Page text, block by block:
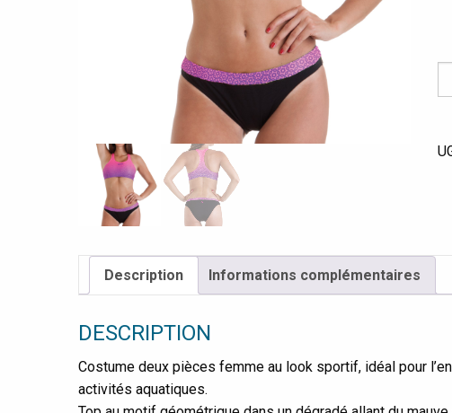
de
Description Informations complémentaires
DESCRIPTION
Costume deux pièces femme au look sportif, idéal pour
activités aquatiques.